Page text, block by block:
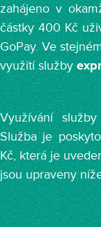
zahájeno v
částky 400 Kč
GoPay. Ve
využití služby
Využívání
Služba je
Kč, která je
jsou upraveny